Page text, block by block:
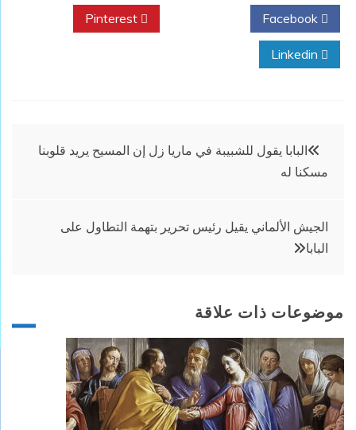
تصفّح
المقالات
البابا يقول للشبيبة في ماريا زل إن المسيح يريد قلوبنا
مسكنا له
الجيش الألماني يقيل رئيس تحرير بتهمة التطاول على
البابا
موضوعات ذات علاقة